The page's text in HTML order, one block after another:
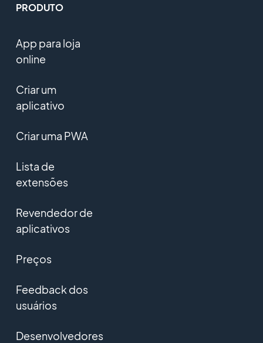
PRODUTO
App para loja
online
Criar um
aplicativo
Criar uma PWA
Lista de
extensões
Revendedor de
aplicativos
Preços
Feedback dos
usuários
Desenvolvedores